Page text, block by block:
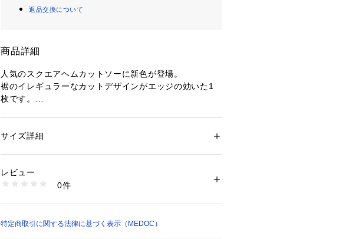
返品交換について
商品詳細
人気のスクエアヘムカットソーに新色が登場。
裾のイレギュラーなカットデザインがエッジの効いた1
枚です。
ゆったりとしたサイジングがリラックス感をプラス。
どんなボトムスとも相性が良く、着回ししやすいのがポ
モデル：167cm
性別：レディース
   ※インナーのカラー等をお気をつけ下さい
家庭洗濯 | 可
生産国：日本製
サイズ詳細
レビュー
0件
特定商取引に関する法律に基づく表示（MEDOC）